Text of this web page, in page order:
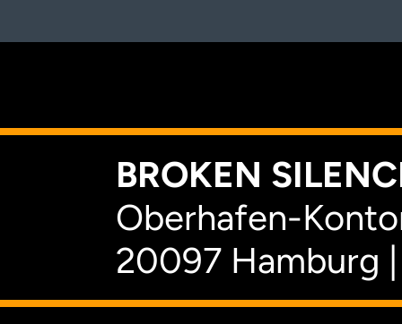
BROKEN
Oberhafen-
20097 Hamburg